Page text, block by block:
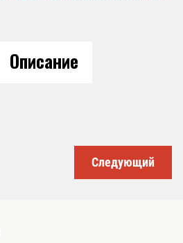
Описание
Следующий